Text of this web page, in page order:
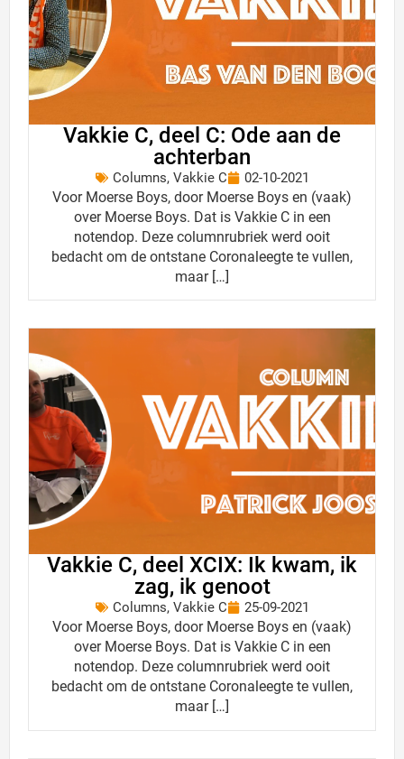
Vakkie C, deel C: Ode aan de
achterban
Columns, Vakkie C 02-10-2021
Voor Moerse Boys, door Moerse Boys en (vaak)
over Moerse Boys. Dat is Vakkie C in een
notendop. Deze columnrubriek werd ooit
bedacht om de ontstane Coronaleegte te vullen,
maar […]
Vakkie C, deel XCIX: Ik kwam, ik
zag, ik genoot
Columns, Vakkie C 25-09-2021
Voor Moerse Boys, door Moerse Boys en (vaak)
over Moerse Boys. Dat is Vakkie C in een
notendop. Deze columnrubriek werd ooit
bedacht om de ontstane Coronaleegte te vullen,
maar […]